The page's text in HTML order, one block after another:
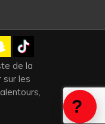
de la
les